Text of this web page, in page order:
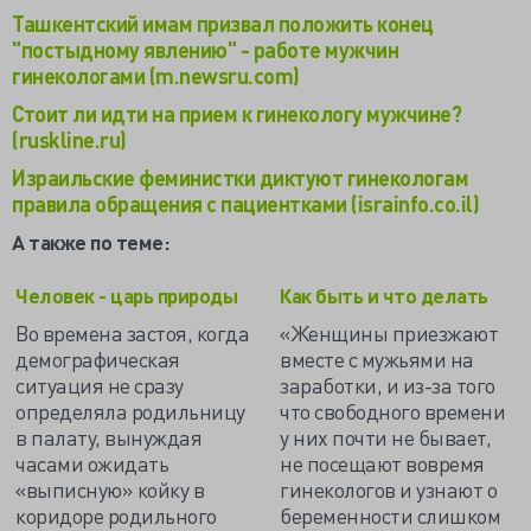
Ташкентский имам призвал положить конец
"постыдному явлению" - работе мужчин
гинекологами (m.newsru.com)
Стоит ли идти на прием к гинекологу мужчине?
(ruskline.ru)
Израильские феминистки диктуют гинекологам
правила обращения с пациентками (israinfo.co.il)
А также по теме:
Человек - царь природы
Во времена застоя, когда
демографическая
ситуация не сразу
определяла родильницу
в палату, вынуждая
часами ожидать
«выписную» койку в
коридоре родильного
Как быть и что делать
«Женщины приезжают
вместе с мужьями на
заработки, и из-за того
что свободного времени
у них почти не бывает,
не посещают вовремя
гинекологов и узнают о
беременности слишком